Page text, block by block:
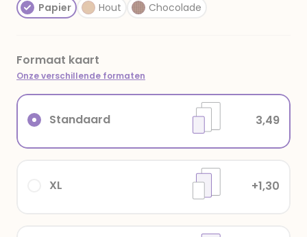
Papier Hout Chocolade
Formaat kaart
Onze verschillende formaten
XL +1,30
Standaard 3,49